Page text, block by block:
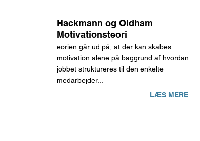
Hackmann og Oldham
Motivationsteori
eorien går ud på, at der kan skabes
motivation alene på baggrund af hvordan
jobbet struktureres til den enkelte
medarbejder...
LÆS MERE